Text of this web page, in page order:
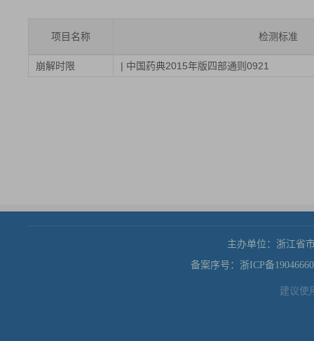
项目名称 检测标准
崩解时限 | 中国药典2015年版四部通则0921
主办单位：浙江省
备案序号：浙ICP备
建议使